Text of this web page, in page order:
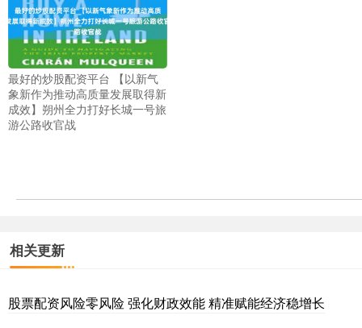
最好的炒股配资平台 【以新气
象新作为推动高质量发展取得新
成效】朔州全力打好长城一号旅
游公路收官战
相关更新
股票配资风险零风险 强化财政效能 精准赋能经济稳增长